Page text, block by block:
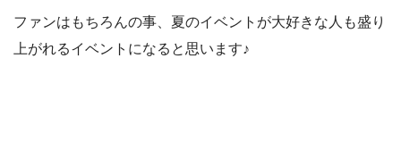
ファンはもちろんの事、夏のイベントが大好きな人も盛り
上がれるイベントになると思います♪